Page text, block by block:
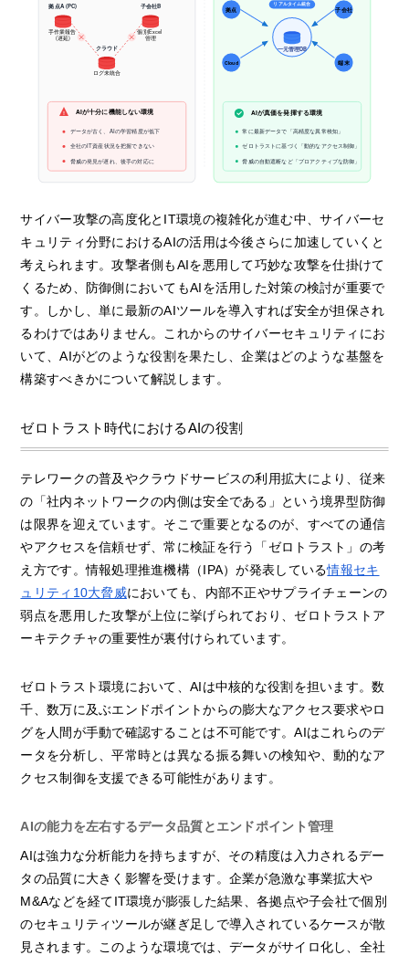
拠点A (PC)
手作業報告
(遅延)
子会社B
個別Excel
管理
クラウド
ログ未統合
! AIが十分に機能しない環境
データが古く、AIの学習精度が低下
全社のIT資産状況を把握できない
脅威の発見が遅れ、後手の対応に
一元管理DB
拠点 子会社
Cloud 端末
リアルタイム統合
AIが真価を発揮する環境
常に最新データで「高精度な異常検知」
ゼロトラストに基づく「動的なアクセス制御」
脅威の自動遮断など「プロアクティブな防御」
サイバー攻撃の高度化とIT環境の複雑化が進む中、サイバーセ
キュリティ分野におけるAIの活用は今後さらに加速していくと
考えられます。攻撃者側もAIを悪用して巧妙な攻撃を仕掛けて
くるため、防御側においてもAIを活用した対策の検討が重要で
す。しかし、単に最新のAIツールを導入すれば安全が担保され
るわけではありません。これからのサイバーセキュリティにお
いて、AIがどのような役割を果たし、企業はどのような基盤を
構築すべきかについて解説します。
ゼロトラスト時代におけるAIの役割
テレワークの普及やクラウドサービスの利用拡大により、従来
の「社内ネットワークの内側は安全である」という境界型防御
は限界を迎えています。そこで重要となるのが、すべての通信
やアクセスを信頼せず、常に検証を行う「ゼロトラスト」の考
え方です。情報処理推進機構（IPA）が発表している情報セキ
ュリティ10大脅威においても、内部不正やサプライチェーンの
弱点を悪用した攻撃が上位に挙げられており、ゼロトラストア
ーキテクチャの重要性が裏付けられています。
ゼロトラスト環境において、AIは中核的な役割を担います。数
千、数万に及ぶエンドポイントからの膨大なアクセス要求やロ
グを人間が手動で確認することは不可能です。AIはこれらのデ
ータを分析し、平常時とは異なる振る舞いの検知や、動的なア
クセス制御を支援できる可能性があります。
AIの能力を左右するデータ品質とエンドポイント管理
AIは強力な分析能力を持ちますが、その精度は入力されるデー
タの品質に大きく影響を受けます。企業が急激な事業拡大や
M&Aなどを経てIT環境が膨張した結果、各拠点や子会社で個別
のセキュリティツールが継ぎ足しで導入されているケースが散
見されます。このような環境では、データがサイロ化し、全社